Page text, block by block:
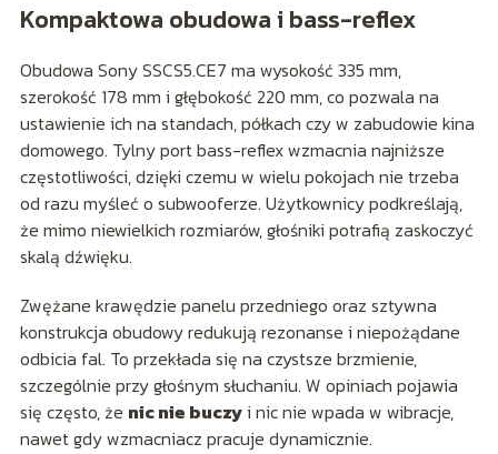
Kompaktowa obudowa i bass-reflex
Obudowa Sony SSCS5.CE7 ma wysokość 335 mm,
szerokość 178 mm i głębokość 220 mm, co pozwala na
ustawienie ich na standach, półkach czy w zabudowie kina
domowego. Tylny port bass-reflex wzmacnia najniższe
częstotliwości, dzięki czemu w wielu pokojach nie trzeba
od razu myśleć o subwooferze. Użytkownicy podkreślają,
że mimo niewielkich rozmiarów, głośniki potrafią zaskoczyć
skalą dźwięku.
Zwężane krawędzie panelu przedniego oraz sztywna
konstrukcja obudowy redukują rezonanse i niepożądane
odbicia fal. To przekłada się na czystsze brzmienie,
szczególnie przy głośnym słuchaniu. W opiniach pojawia
się często, że nic nie buczyi nic nie wpada w wibracje,
nawet gdy wzmacniacz pracuje dynamicznie.